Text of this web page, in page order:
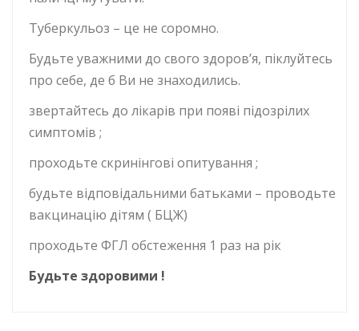
Туберкульоз – це не соромно.
Будьте уважними до свого здоров’я, піклуйтесь
про себе, де б Ви не знаходились.
звертайтесь до лікарів при появі підозрілих
симптомів ;
проходьте скринінгові опитування ;
будьте відповідальними батьками – проводьте
вакцинацію дітям ( БЦЖ)
проходьте ФГЛ обстеження 1 раз на рік
Будьте здоровими !